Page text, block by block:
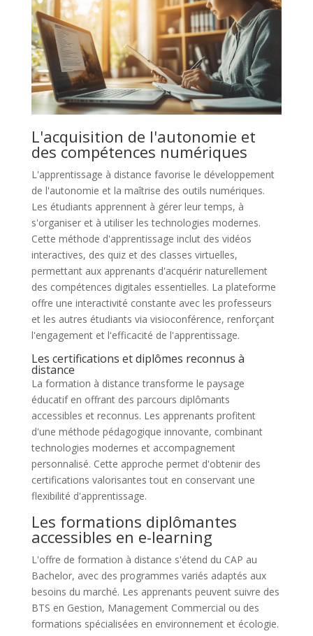
L'acquisition de l'autonomie et
des compétences numériques
L'apprentissage à distance favorise le développement
de l'autonomie et la maîtrise des outils numériques.
Les étudiants apprennent à gérer leur temps, à
s'organiser et à utiliser les technologies modernes.
Cette méthode d'apprentissage inclut des vidéos
interactives, des quiz et des classes virtuelles,
permettant aux apprenants d'acquérir naturellement
des compétences digitales essentielles. La plateforme
offre une interactivité constante avec les professeurs
et les autres étudiants via visioconférence, renforçant
l'engagement et l'efficacité de l'apprentissage.
Les certifications et diplômes reconnus à
distance
La formation à distance transforme le paysage
éducatif en offrant des parcours diplômants
accessibles et reconnus. Les apprenants profitent
d'une méthode pédagogique innovante, combinant
technologies modernes et accompagnement
personnalisé. Cette approche permet d'obtenir des
certifications valorisantes tout en conservant une
flexibilité d'apprentissage.
Les formations diplômantes
accessibles en e-learning
L'offre de formation à distance s'étend du CAP au
Bachelor, avec des programmes variés adaptés aux
besoins du marché. Les apprenants peuvent suivre des
BTS en Gestion, Management Commercial ou des
formations spécialisées en environnement et écologie.